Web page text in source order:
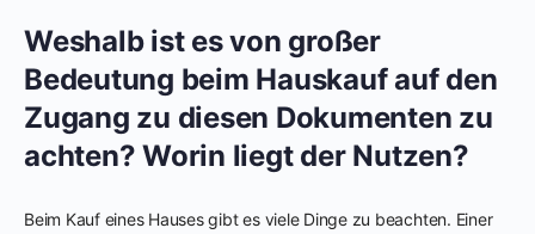
Weshalb ist es von großer
Bedeutung beim Hauskauf auf den
Zugang zu diesen Dokumenten zu
achten? Worin liegt der Nutzen?
Beim Kauf eines Hauses gibt es viele Dinge zu beachten. Einer